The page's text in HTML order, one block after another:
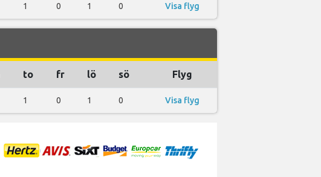
1 0 1 0 Visa flyg
to fr lö sö Flyg
1 0 1 0 Visa flyg